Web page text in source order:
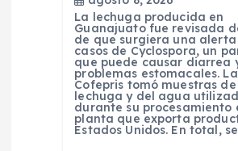
La lechuga producida en
Guanajuato fue revisada
de que surgiera una
casos de Cyclospora, un
que puede causar diarrea
problemas estomacales. La
Cofepris tomó muestras de
lechuga y del agua
durante su procesamiento
planta que exporta
Estados Unidos. En total,